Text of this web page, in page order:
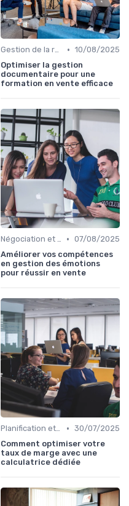
Gestion de la relation client (CRM) • 10/08/2025
Optimiser la gestion
documentaire pour une
formation en vente efficace
Négociation et persuasion • 07/08/2025
Améliorer vos compétences
en gestion des émotions
pour réussir en vente
Planification et stratégie de vente • 30/07/2025
Comment optimiser votre
taux de marge avec une
calculatrice dédiée